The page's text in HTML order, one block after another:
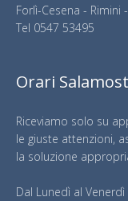
Forlì-Cesena - Rimini
Tel 0547 53495
Orari
Riceviamo solo su
le giuste attenzioni,
la soluzione
Dal Lunedì al